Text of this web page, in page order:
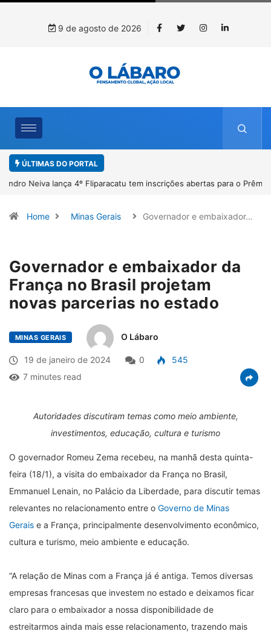
9 de agosto de 2026
ÚLTIMAS DO PORTAL
4º Fliparacatu tem inscrições abertas para o Prêmio de Redação e
Home Minas Gerais Governador e embaixador…
Governador e embaixador da
França no Brasil projetam
novas parcerias no estado
MINAS GERAIS O Lábaro
19 de janeiro de 2024 0
545
7 minutes read
Autoridades discutiram temas como meio ambiente,
investimentos, educação, cultura e turismo
O governador Romeu Zema recebeu, na manhã desta quinta-
feira (18/1), a visita do embaixador da França no Brasil,
Emmanuel Lenain, no Palácio da Liberdade, para discutir temas
relevantes no relacionamento entre o Governo de Minas
Gerais e a França, principalmente desenvolvimento econômico,
cultura e turismo, meio ambiente e educação.
“A relação de Minas com a França já é antiga. Temos diversas
empresas francesas que investem no estado e deixamos ficar
claro para o embaixador a nossa disponibilidade de
estreitarmos ainda mais esse relacionamento, trazendo mais